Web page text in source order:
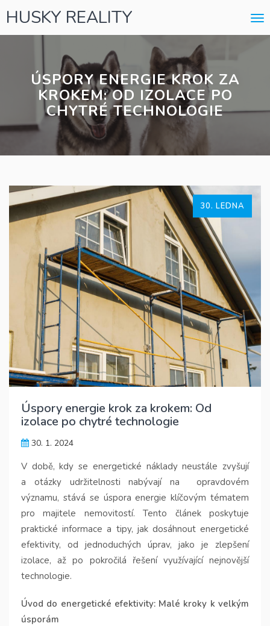
HUSKY REALITY
ÚSPORY ENERGIE KROK ZA
KROKEM: OD IZOLACE PO
CHYTRÉ TECHNOLOGIE
Úspory energie krok za krokem: Od
izolace po chytré technologie
30. 1. 2024
30. LEDNA
V době, kdy se energetické náklady neustále zvyšují
a otázky udržitelnosti nabývají na opravdovém
významu, stává se úspora energie klíčovým tématem
pro majitele nemovitostí. Tento článek poskytuje
praktické informace a tipy, jak dosáhnout energetické
efektivity, od jednoduchých úprav, jako je zlepšení
izolace, až po pokročilá řešení využívající nejnovější
technologie.
Úvod do energetické efektivity: Malé kroky k velkým
úsporám